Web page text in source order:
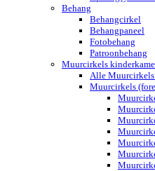
Behang
Behangcirkel
Behangpaneel
Fotobehang
Patroonbehang
Muurcirkels
Alle
Muurcirkels